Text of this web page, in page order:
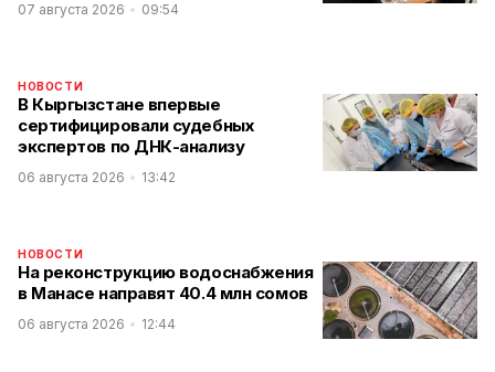
07 августа 2026 09:54
НОВОСТИ
В Кыргызстане впервые
сертифицировали судебных
экспертов по ДНК-анализу
06 августа 2026 13:42
НОВОСТИ
На реконструкцию водоснабжения
в Манасе направят 40.4 млн сомов
06 августа 2026 12:44